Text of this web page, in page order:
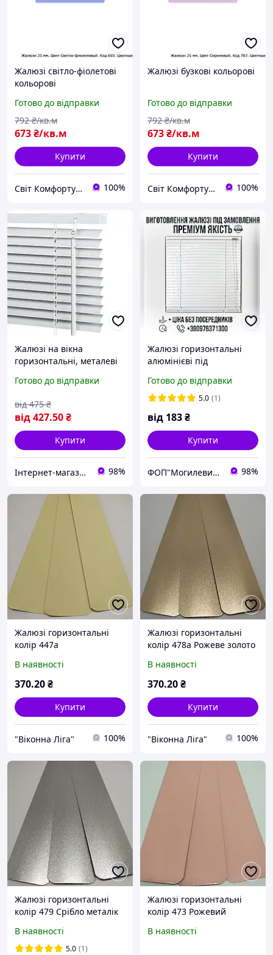
Жалюзі світло-фіолетові
кольорові
Готово до відправки
673₴/кв.м
792 ₴/кв.м
Купити
Світ Комфорту - Ворота, ролети, автоматика для воріт, жалюзі 100%
Жалюзі бузкові кольорові
Готово до відправки
673₴/кв.м
792 ₴/кв.м
Купити
Світ Комфорту - Ворота, ролети, автоматика для воріт, жалюзі 100%
Жалюзі на вікна
горизонтальні, металеві
№479
Готово до відправки
від427.50₴
від 475 ₴
Купити
Інтернет-магазин Aura Deсor 98%
Жалюзі горизонтальні
алюмінієві під
Готово до відправки
5.0 (1)
від 183₴
Купити
ФОП"Могилевич І О" 98%
Жалюзі горизонтальні
колір 447а
В наявності
370.20₴
Купити
"Віконна Ліга" 100%
Жалюзі горизонтальні
колір 478а Рожеве золото
В наявності
370.20₴
Купити
"Віконна Ліга" 100%
Жалюзі горизонтальні
колір 479 Срібло металік
В наявності
5.0 (1)
Жалюзі горизонтальні
колір 473 Рожевий
В наявності